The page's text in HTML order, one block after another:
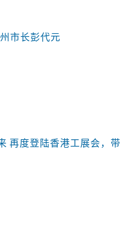
市长彭代元
再度登陆香港工展会，带